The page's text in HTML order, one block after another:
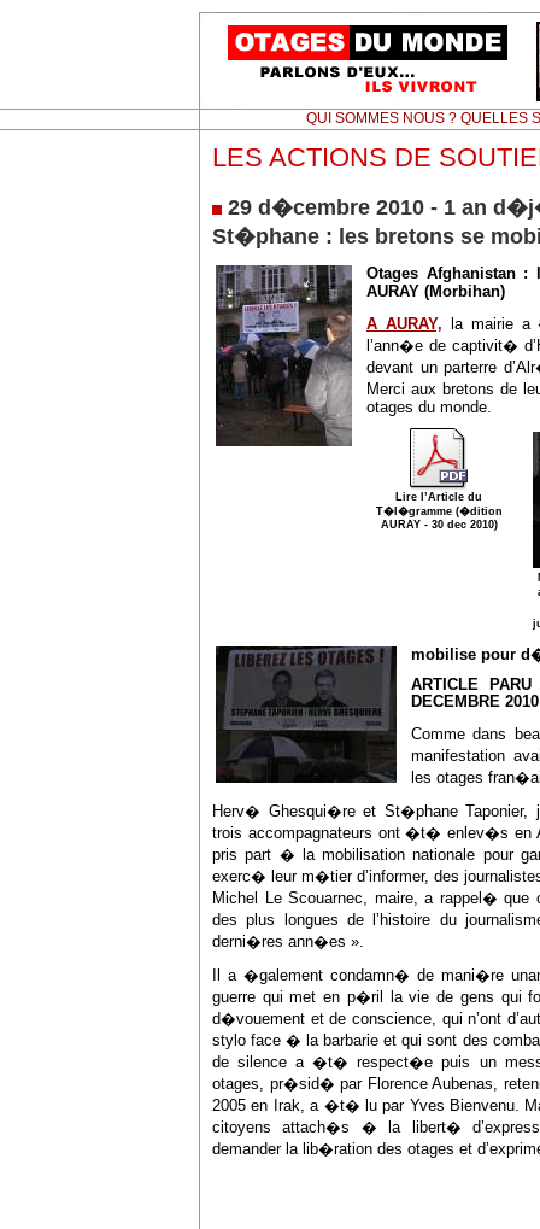
QUI SOMMES NOUS ? QUELLES
LES ACTIONS DE
29 d�cembre 2010 - 1 an
St�phane : les bretons se
Otages Afghanistan
AURAY (Morbihan)
A AURAY, la mairie a
l’ann�e de captivit�
devant un parterre
Merci aux bretons de
otages du monde.
Lire l’Article du
T�l�gramme (�dition
AURAY - 30 dec 2010)
mobilise pour
ARTICLE
DECEMBRE 2010
Comme dans
manifestation
les otages
Herv� Ghesqui�re et St�phane
trois accompagnateurs ont �t� enlev�s en
pris part � la mobilisation nationale pour
exerc� leur m�tier d’informer, des
Michel Le Scouarnec, maire, a rappel� que
des plus longues de l’histoire du
derni�res ann�es ».
Il a �galement condamn� de mani�re
guerre qui met en p�ril la vie de gens qui
d�vouement et de conscience, qui n’ont
stylo face � la barbarie et qui sont des
de silence a �t� respect�e puis un
otages, pr�sid� par Florence Aubenas,
2005 en Irak, a �t� lu par Yves Bienvenu.
citoyens attach�s � la libert�
demander la lib�ration des otages et